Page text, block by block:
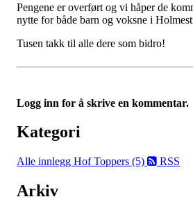
Pengene er overført og vi håper de
nytte for både barn og voksne i
Tusen takk til alle dere som bidro!
Logg inn for å skrive en kommentar.
Kategori
Alle innlegg Hof Toppers (5) RSS
Arkiv